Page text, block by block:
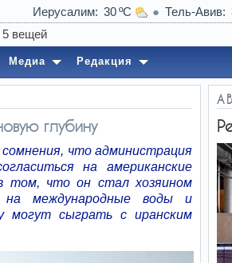
Иерусалим 30 Тель-Авив
Медиа Редакция
глубину
что администрация
на американские
том, что он стал хозяином
на международные воды и
могут сыграть с иранским